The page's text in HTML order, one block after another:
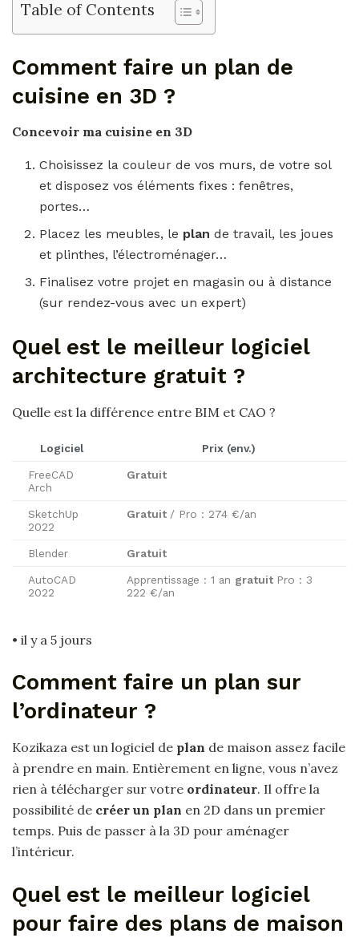
Table of Contents
Comment faire un plan de
cuisine en 3D ?
Concevoir ma cuisine en 3D
Choisissez la couleur de vos murs, de votre sol
et disposez vos éléments fixes : fenêtres,
portes…
Placez les meubles, le plande travail, les joues
et plinthes, l’électroménager…
Finalisez votre projet en magasin ou à distance
(sur rendez-vous avec un expert)
Quel est le meilleur logiciel
architecture gratuit ?
Quelle est la différence entre BIM et CAO ?
Logiciel Prix (env.)
FreeCAD
Arch
Gratuit
SketchUp
2022
Gratuit / Pro : 274 €/an
Blender Gratuit
AutoCAD
2022
Apprentissage : 1 an gratuit Pro : 3
222 €/an
• il y a 5 jours
Comment faire un plan sur
l’ordinateur ?
Kozikaza est un logiciel de plan de maison assez facile
à prendre en main. Entièrement en ligne, vous n’avez
rien à télécharger sur votre ordinateur. Il offre la
possibilité de créer un plan en 2D dans un premier
temps. Puis de passer à la 3D pour aménager
l’intérieur.
Quel est le meilleur logiciel
pour faire des plans de maison